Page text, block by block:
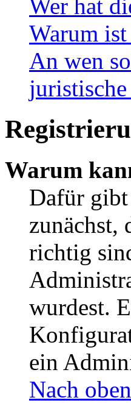
Wer hat
Warum
An wen
Warum
Dafür gibt
zunächst,
richtig
wurdest.
ein
Nach oben